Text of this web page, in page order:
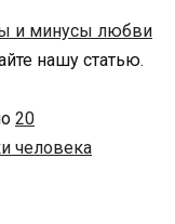
и минусы любви
нашу статью.
20
человека